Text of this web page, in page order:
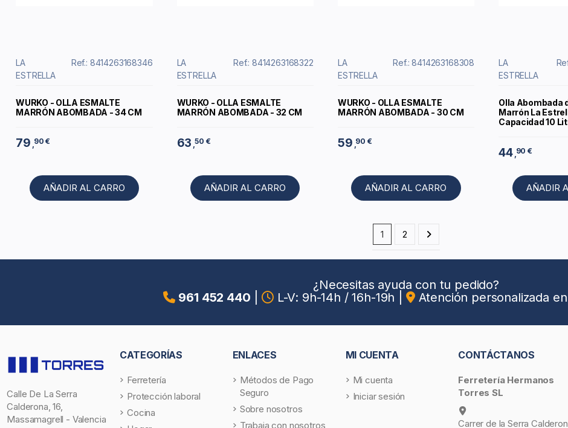
LA
ESTRELLA
Ref.: 8414263168346
WURKO - OLLA ESMALTE
MARRÓN ABOMBADA - 34 CM
79 90 €
AÑADIR AL CARRO
LA
ESTRELLA
Ref.: 8414263168322
WURKO - OLLA ESMALTE
MARRÓN ABOMBADA - 32 CM
63 ,50 €
AÑADIR AL CARRO
LA
ESTRELLA
Ref.: 8414263168308
WURKO - OLLA ESMALTE
MARRÓN ABOMBADA - 30 CM
59 ,90 €
AÑADIR AL CARRO
LA
ESTRELLA
Olla Abombada
Marrón La
Capacidad 10
44 90 €
AÑADIR
1 2
¿Necesitas ayuda con tu pedido?
961 452 440
L-V: 9h-14h / 16h-19h Atención personalizada
Calle De La Serra
Calderona, 16,
Massamagrell - Valencia
CATEGORÍAS
Ferretería
Protección laboral
Cocina
ENLACES
Métodos de Pago
Seguro
Sobre nosotros
Trabaja con nosotros
MI CUENTA
Mi cuenta
Iniciar sesión
CONTÁCTANOS
Ferretería Hermanos
Torres SL
Carrer de la Serra